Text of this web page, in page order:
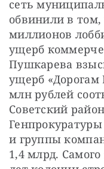
сеть
обвинили в том,
миллионов
ущерб
Пушкарева
ущерб «Дорогам
млн рублей
Советский
и группы
1,4 млрд.